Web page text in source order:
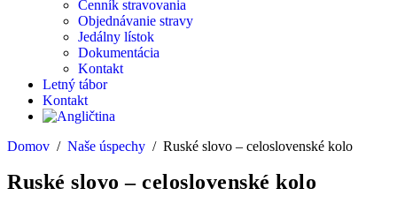
Cenník stravovania
Objednávanie stravy
Jedálny lístok
Dokumentácia
Kontakt
Letný tábor
Kontakt
Domov Naše úspechy Ruské slovo – celoslovenské kolo
Ruské slovo – celoslovenské kolo